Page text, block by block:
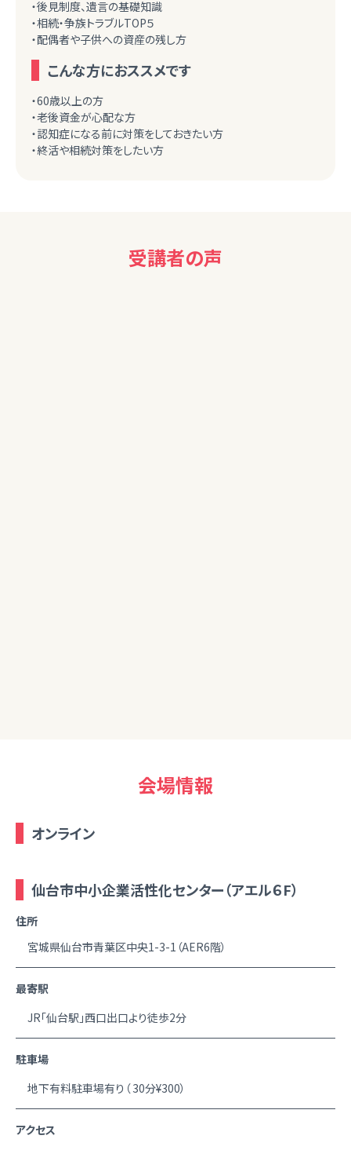
・後見制度、遺言の基礎知識
・相続・争族トラブルTOP５
・配偶者や子供への資産の残し方
こんな方におススメです
・60歳以上の方
・老後資金が心配な方
・認知症になる前に対策をしておきたい方
・終活や相続対策をしたい方
受講者の声
会場情報
オンライン
仙台市中小企業活性化センター（アエル６F）
住所
宮城県仙台市青葉区中央1-3-1（AER6階）
最寄駅
JR「仙台駅」西口出口より徒歩2分
駐車場
地下有料駐車場有り（ 30分¥300）
アクセス